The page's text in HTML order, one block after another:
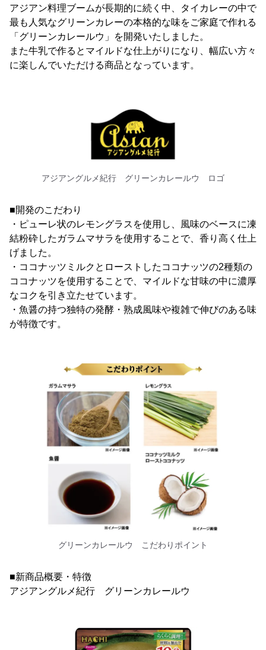
アジアン料理ブームが長期的に続く中、タイカレーの中で
最も人気なグリーンカレーの本格的な味をご家庭で作れる
「グリーンカレールウ」を開発いたしました。
また牛乳で作るとマイルドな仕上がりになり、幅広い方々
に楽しんでいただける商品となっています。
アジアングルメ紀行 グリーンカレールウ ロゴ
■開発のこだわり
・ピューレ状のレモングラスを使用し、風味のベースに凍
結粉砕したガラムマサラを使用することで、香り高く仕上
げました。
・ココナッツミルクとローストしたココナッツの2種類の
ココナッツを使用することで、マイルドな甘味の中に濃厚
なコクを引き立たせています。
・魚醤の持つ独特の発酵・熟成風味や複雑で伸びのある味
が特徴です。
グリーンカレールウ こだわりポイント
■新商品概要・特徴
アジアングルメ紀行 グリーンカレールウ